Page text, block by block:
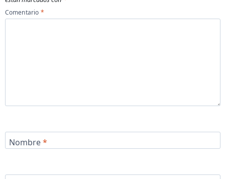
Comentario *
Nombre*